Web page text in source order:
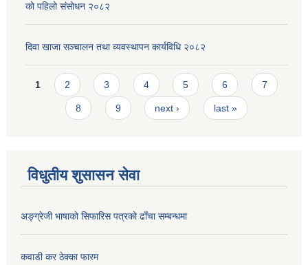
को पहिलो संसोधन २०८२
दिवा खाजा सञ्चालन तथा व्यवस्थापन कार्यविधि २०८२
Pages
1 2 3 4 5 6 7
8 9 next › last »
विधुतीय शुसासन सेवा
अङ्ग्रेजी भाषाको सिफारिस पत्रको ढाँचा सम्बन्धमा
कवाडी कर ठेक्का फारम